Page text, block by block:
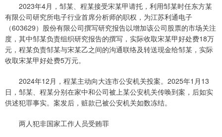
2023年4月，邹某、程某接受宋某甲请托，利用邹某时任东方某
有限公司研究所电子行业首席分析师的职权，为江苏利通电子
（603629）股份有限公司撰写研究报告以增加该公司股票的市场关注
度，其中邹某负责组织研究报告的撰写，实际收取宋某甲好处费18万
元，程某负责邹某与宋某乙之间的沟通联络及转送现金给邹某，实际
收取宋某甲好处费5万元。
2024年12月，程某主动向大连市公安机关投案。2025年1月13
日，邹某、程某分别在家中和公司被上某公安机关传唤到案，后如实
供述犯罪事实。案发后，赃款已被公安机关如数冻结。
两人犯非国家工作人员受贿罪